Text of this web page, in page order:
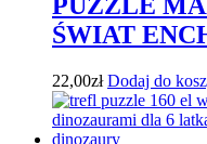
ŚWIAT
22,00zł Dodaj do